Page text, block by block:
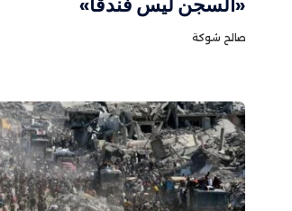
صالح شوكة